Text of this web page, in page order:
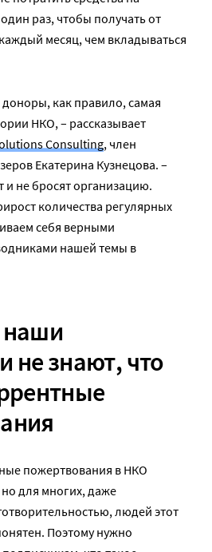
раз, чтобы получать от
месяц, чем вкладываться
как правило, самая
НКО, – рассказывает
Consulting, член
Екатерина Кузнецова. –
и не бросят организацию.
количества регулярных
себя верными
нашей темы в
не знают, что
пожертвования в НКО
для многих, даже
людей этот
Поэтому нужно